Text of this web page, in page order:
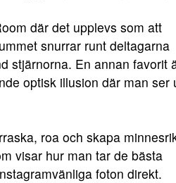
där det upplevs som att
snurrar runt deltagarna
stjärnorna. En annan favorit
optisk illusion där man ser
roa och skapa
visar hur man tar de bästa
foton direkt.